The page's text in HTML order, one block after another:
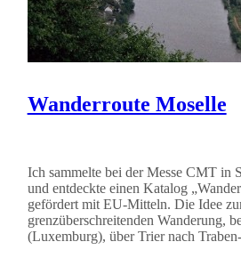
Wanderroute Moselle
Ich sammelte bei der Messe CMT in
und entdeckte einen Katalog
gefördert mit EU-Mitteln. Die Idee
grenzüberschreitenden Wanderung,
(Luxemburg), über Trier nach